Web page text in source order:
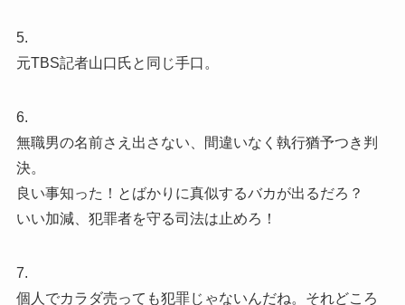
5.
元TBS記者山口氏と同じ手口。
6.
無職男の名前さえ出さない、間違いなく執行猶予つき判
決。
良い事知った！とばかりに真似するバカが出るだろ？
いい加減、犯罪者を守る司法は止めろ！
7.
個人でカラダ売っても犯罪じゃないんだね。それどころ